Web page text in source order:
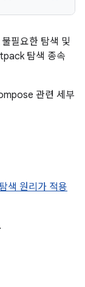
필요한 탐색 및
탐색 종속
관련 세부
색 원리가 적용